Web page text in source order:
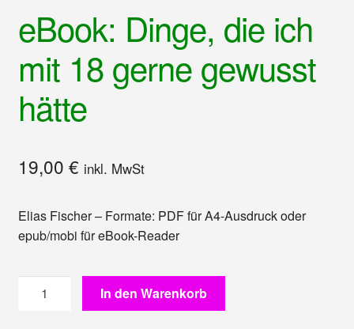
Kontakt
Impressum
eBook: Dinge, die ich
mit 18 gerne gewusst
hätte
19,00 € inkl. MwSt
Elias Fischer – Formate: PDF für A4-Ausdruck oder
epub/mobi für eBook-Reader
Dinge,
In den Warenkorb